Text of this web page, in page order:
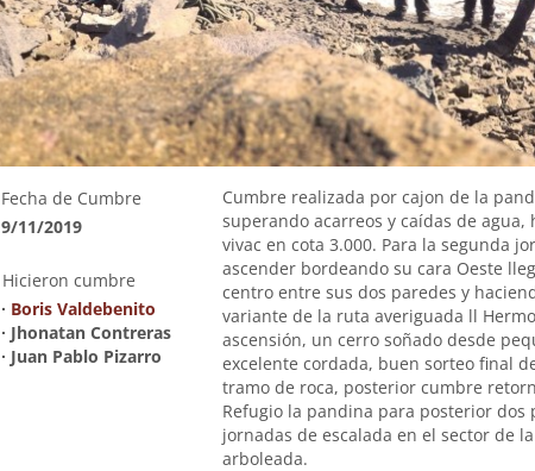
Fecha de Cumbre
9/11/2019
Hicieron cumbre
∙ Boris Valdebenito
∙ Jhonatan Contreras
∙ Juan Pablo Pizarro
Cumbre realizada por cajon de la
superando acarreos y caídas de agua,
vivac en cota 3.000. Para la segunda
ascender bordeando su cara Oeste
centro entre sus dos paredes y
variante de la ruta averiguada ll
ascensión, un cerro soñado desde
excelente cordada, buen sorteo final
tramo de roca, posterior cumbre
Refugio la pandina para posterior dos
jornadas de escalada en el sector de la
arboleada.